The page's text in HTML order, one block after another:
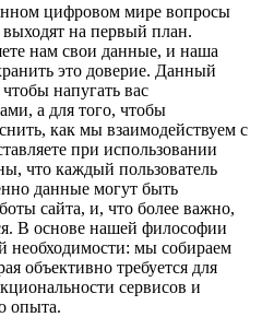
цифровом мире вопросы
на первый план.
нам свои данные, и наша
это доверие. Данный
напугать вас
а для того, чтобы
как мы взаимодействуем с
при использовании
что каждый пользователь
данные могут быть
сайта, и, что более важно,
В основе нашей философии
мы собираем
объективно требуется для
сервисов и
опыта.